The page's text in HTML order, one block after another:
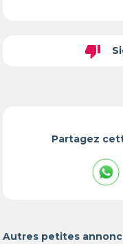
thumb_down
Partagez
Autres petites